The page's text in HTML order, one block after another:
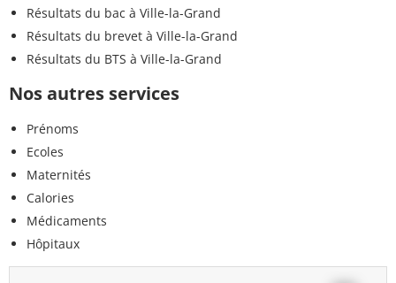
Résultats du bac à Ville-la-Grand
Résultats du brevet à Ville-la-Grand
Résultats du BTS à Ville-la-Grand
Nos autres services
Prénoms
Ecoles
Maternités
Calories
Médicaments
Hôpitaux